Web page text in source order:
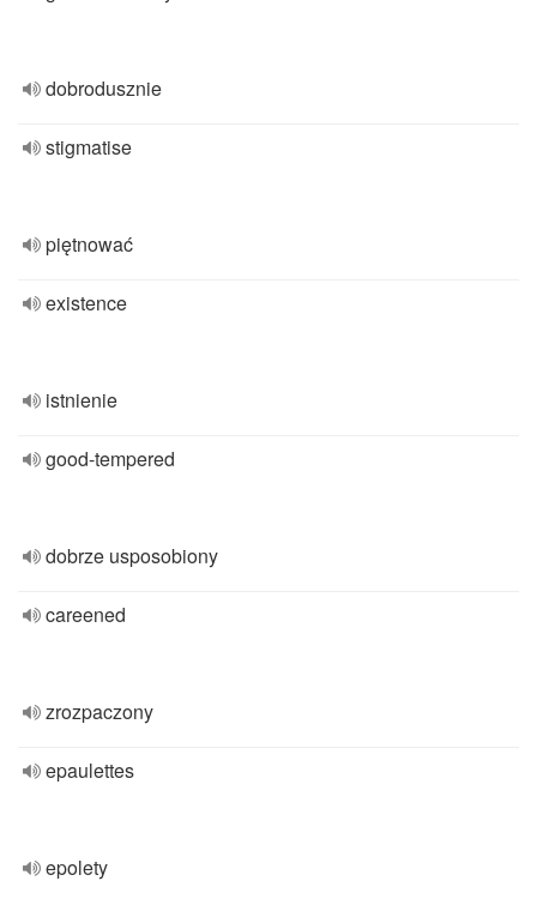
dobrodusznie
stigmatise
piętnować
existence
istnienie
good-tempered
dobrze usposobiony
careened
zrozpaczony
epaulettes
epolety